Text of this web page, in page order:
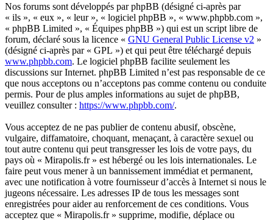
Nos forums sont développés par phpBB (désigné ci-après par
« ils », « eux », « leur », « logiciel phpBB », « www.phpbb.com »,
« phpBB Limited », « Équipes phpBB ») qui est un script libre de
forum, déclaré sous la licence « GNU General Public License v2 »
(désigné ci-après par « GPL ») et qui peut être téléchargé depuis
www.phpbb.com. Le logiciel phpBB facilite seulement les
discussions sur Internet. phpBB Limited n’est pas responsable de ce
que nous acceptons ou n’acceptons pas comme contenu ou conduite
permis. Pour de plus amples informations au sujet de phpBB,
veuillez consulter : https://www.phpbb.com/.
Vous acceptez de ne pas publier de contenu abusif, obscène,
vulgaire, diffamatoire, choquant, menaçant, à caractère sexuel ou
tout autre contenu qui peut transgresser les lois de votre pays, du
pays où « Mirapolis.fr » est hébergé ou les lois internationales. Le
faire peut vous mener à un bannissement immédiat et permanent,
avec une notification à votre fournisseur d’accès à Internet si nous le
jugeons nécessaire. Les adresses IP de tous les messages sont
enregistrées pour aider au renforcement de ces conditions. Vous
acceptez que « Mirapolis.fr » supprime, modifie, déplace ou